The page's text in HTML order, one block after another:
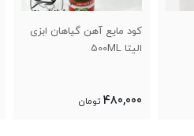
ابزی
کود مایع نیتروژن گیاهان
ابزی الیتا 500ML
480,000